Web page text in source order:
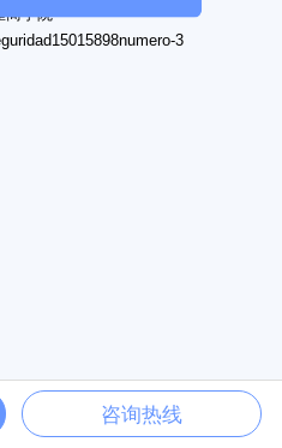
商学院
3
咨询热线